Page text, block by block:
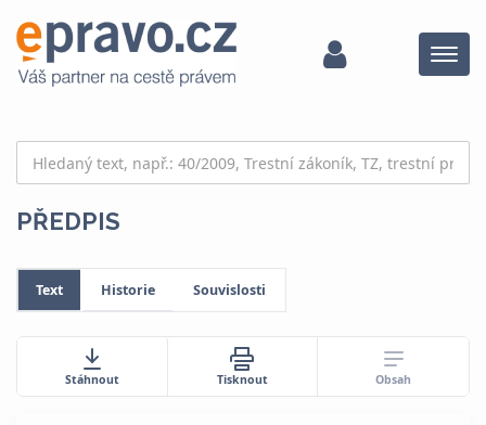
Menu
PŘEDPIS
Text Historie Souvislosti
Stáhnout Tisknout Obsah